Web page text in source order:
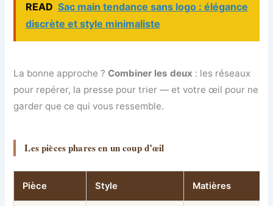
READ Sac main tendance sans logo : élégance
discrète et style minimaliste
La bonne approche ?Combiner les deux : les réseaux
pour repérer, la presse pour trier — et votre œil pour ne
garder que ce qui vous ressemble.
Les pièces phares en un coup d’œil
Pièce Style Matières